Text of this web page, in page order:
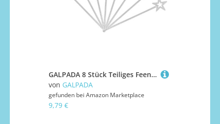
GALPADA 8 Stück Teiliges Feenstäbe mit Einzigartigem Fünfzackigen Stern Leichter Kunststoff Handlich und Kreativ für Mädchen Party Halloween und Fantasievolles
von GALPADA
gefunden bei Amazon Marketplace
9,79 €